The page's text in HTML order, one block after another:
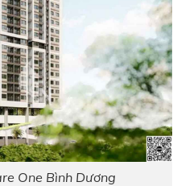
One Bình Dương